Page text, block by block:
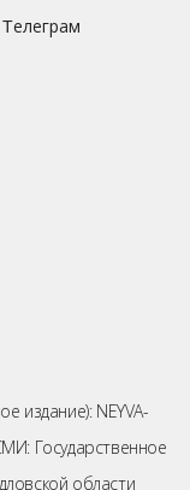
Телеграм
издание): NEYVA-
Государственное
области